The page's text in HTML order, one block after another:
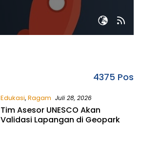
4375 Pos
Edukasi, Ragam Juli 28, 2026
Tim Asesor UNESCO Akan
Validasi Lapangan di Geopark